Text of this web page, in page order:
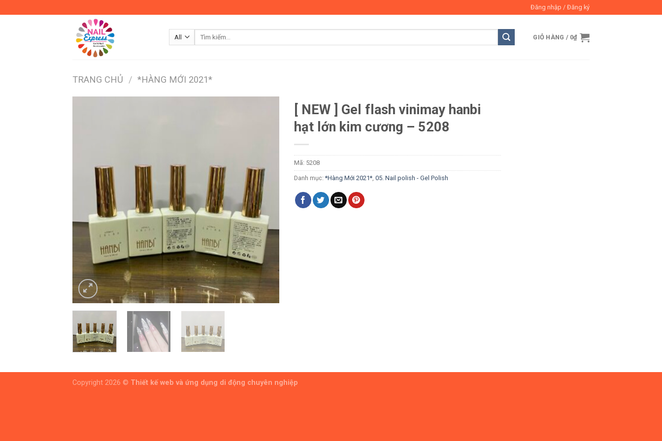
Đăng nhập / Đăng ký
GIỎ HÀNG / 0₫
TRANG CHỦ / *HÀNG MỚI 2021*
[ NEW ] Gel flash vinimay hanbi
hạt lớn kim cương – 5208
Mã: 5208
Danh mục:*Hàng Mới 2021*, 05. Nail polish - Gel Polish
Copyright 2026 © Thiết kế web và ứng dụng di động chuyên nghiệp